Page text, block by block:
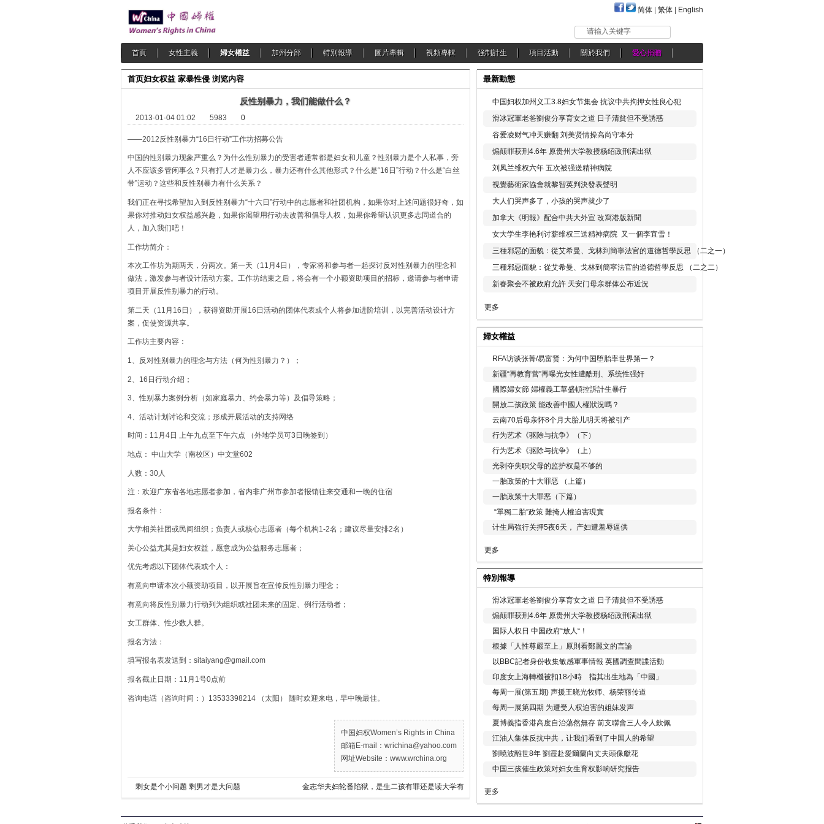
简体 繁体 English
请输入关键字
首頁 女性主義 婦女權益 加州分部 特別報導 圖片專輯 視頻專輯 強制計生 項目活動 關於我們 愛心捐贈
首页妇女权益 家暴性侵 浏览内容
反性别暴力，我们能做什么？
2013-01-04 01:02 5983 0
——2012反性别暴力“16日行动”工作坊招募公告
中国的性别暴力现象严重么？为什么性别暴力的受害者通常都是妇女和儿童？性别暴力是个人私事，旁
人不应该多管闲事么？只有打人才是暴力么，暴力还有什么其他形式？什么是“16日”行动？什么是“白丝
带”运动？这些和反性别暴力有什么关系？
我们正在寻找希望加入到反性别暴力“十六日”行动中的志愿者和社团机构，如果你对上述问题很好奇，如
果你对推动妇女权益感兴趣，如果你渴望用行动去改善和倡导人权，如果你希望认识更多志同道合的
人，加入我们吧！
工作坊简介：
本次工作坊为期两天，分两次。第一天（11月4日），专家将和参与者一起探讨反对性别暴力的理念和
做法，激发参与者设计活动方案。工作坊结束之后，将会有一个小额资助项目的招标，邀请参与者申请
项目开展反性别暴力的行动。
第二天（11月16日），获得资助开展16日活动的团体代表或个人将参加进阶培训，以完善活动设计方
案，促使资源共享。
工作坊主要内容：
1、反对性别暴力的理念与方法（何为性别暴力？）；
2、16日行动介绍；
3、性别暴力案例分析（如家庭暴力、约会暴力等）及倡导策略；
4、活动计划讨论和交流；形成开展活动的支持网络
时间：11月4日 上午九点至下午六点 （外地学员可3日晚签到）
地点： 中山大学（南校区）中文堂602
人数：30人
注：欢迎广东省各地志愿者参加，省内非广州市参加者报销往来交通和一晚的住宿
报名条件：
大学相关社团或民间组织；负责人或核心志愿者（每个机构1-2名；建议尽量安排2名）
关心公益尤其是妇女权益，愿意成为公益服务志愿者；
优先考虑以下团体代表或个人：
有意向申请本次小额资助项目，以开展旨在宣传反性别暴力理念；
有意向将反性别暴力行动列为组织或社团未来的固定、例行活动者；
女工群体、性少数人群。
报名方法：
填写报名表发送到：sitaiyang@gmail.com
报名截止日期：11月1号0点前
咨询电话（咨询时间：）13533398214 （太阳） 随时欢迎来电，早中晚最佳。
中国妇权Women’s Rights in China
邮箱E-mail：wrichina@yahoo.com
网址Website：www.wrchina.org
剩女是个小问题 剩男才是大问题 金志华夫妇轮番陷狱，是生二孩有罪还是读大学有罪？
最新動態
中国妇权加州义工3.8妇女节集会 抗议中共拘押女性良心犯
滑冰冠軍老爸劉俊分享育女之道 日子清貧但不受誘惑
谷爱凌财气冲天赚翻 刘美贤情操高尚守本分
煽颠罪获刑4.6年 原贵州大学教授杨绍政刑满出狱
刘凤兰维权六年 五次被强送精神病院
視覺藝術家協會就黎智英判決發表聲明
大人们哭声多了，小孩的哭声就少了
加拿大《明報》配合中共大外宣 改寫港版新聞
女大学生李艳利讨薪维权三送精神病院 又一個李宜雪！
三種邪惡的面貌：從艾希曼、戈林到簡寧法官的道德哲學反思 （二之一）
三種邪惡面貌：從艾希曼、戈林到簡寧法官的道德哲學反思 （二之二）
新春聚会不被政府允許 天安门母亲群体公布近況
更多
婦女權益
RFA访谈张菁/易富贤：为何中国堕胎率世界第一？
新疆“再教育营”再曝光女性遭酷刑、系统性强奸
國際婦女節 婦權義工華盛頓控訴計生暴行
開放二孩政策 能改善中國人權狀況嗎？
云南70后母亲怀8个月大胎儿明天将被引产
行为艺术《驱除与抗争》（下）
行为艺术《驱除与抗争》（上）
光剥夺失职父母的监护权是不够的
一胎政策的十大罪恶 （上篇）
一胎政策十大罪恶（下篇）
“單獨二胎”政策 難掩人權迫害現實
计生局強行关押5夜6天， 产妇遭羞辱逼供
更多
特別報導
滑冰冠軍老爸劉俊分享育女之道 日子清貧但不受誘惑
煽颠罪获刑4.6年 原贵州大学教授杨绍政刑满出狱
国际人权日 中国政府“放人“！
根據「人性尊嚴至上」原則看鄭麗文的言論
以BBC記者身份收集敏感軍事情報 英國調查間諜活動
印度女上海轉機被扣18小時 指其出生地為「中國」
每周一展(第五期) 声援王晓光牧师、杨荣丽传道
每周一展第四期 为遭受人权迫害的姐妹发声
夏博義指香港高度自治蕩然無存 前支聯會三人令人欽佩
江油人集体反抗中共，让我们看到了中国人的希望
劉曉波離世8年 劉霞赴愛爾蘭向丈夫頭像獻花
中国三孩催生政策对妇女生育权影响研究报告
更多